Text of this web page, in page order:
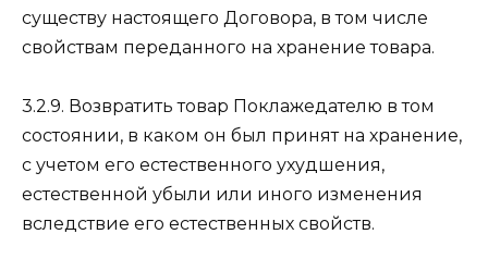
существу настоящего Договора, в том числе
свойствам переданного на хранение товара.
3.2.9. Возвратить товар Поклажедателю в том
состоянии, в каком он был принят на хранение,
с учетом его естественного ухудшения,
естественной убыли или иного изменения
вследствие его естественных свойств.